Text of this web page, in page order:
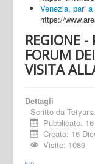
Venezia, pari
https://
REGIONE
FORUM
VISITA
Dettagli
Scritto da
Pubblicato:
Creato: 16
Visite: 1089